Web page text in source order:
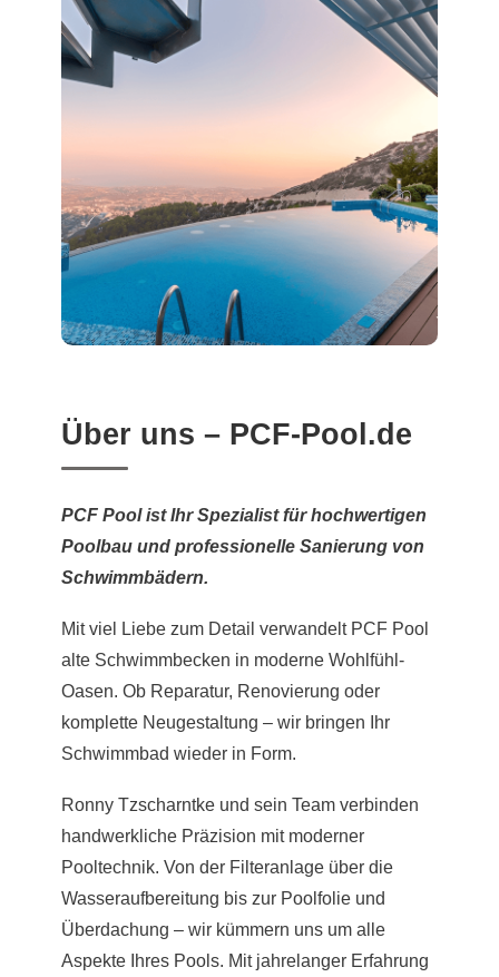
Über uns – PCF-Pool.de
PCF Pool ist Ihr Spezialist für hochwertigen
Poolbau und professionelle Sanierung von
Schwimmbädern.
Mit viel Liebe zum Detail verwandelt PCF Pool
alte Schwimmbecken in moderne Wohlfühl-
Oasen. Ob Reparatur, Renovierung oder
komplette Neugestaltung – wir bringen Ihr
Schwimmbad wieder in Form.
Ronny Tzscharntke und sein Team verbinden
handwerkliche Präzision mit moderner
Pooltechnik. Von der Filteranlage über die
Wasseraufbereitung bis zur Poolfolie und
Überdachung – wir kümmern uns um alle
Aspekte Ihres Pools. Mit jahrelanger Erfahrung